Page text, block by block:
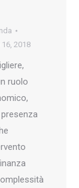
2018
ruolo